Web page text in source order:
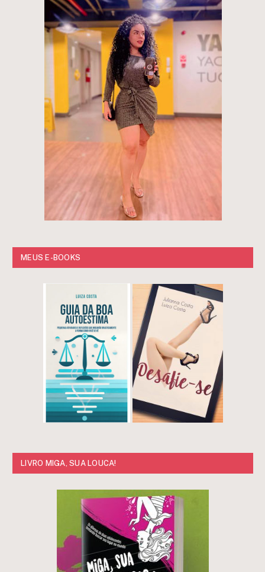
MEUS E-BOOKS
LIVRO MIGA, SUA LOUCA!